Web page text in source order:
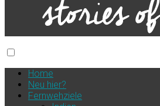
Home
Neu hier?
Fernwehziele